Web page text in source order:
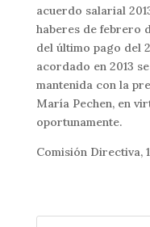
acuerdo salarial
haberes de febrero
del último pago del
acordado en 2013
mantenida con la
María Pechen, en
oportunamente.
Comisión Directiva,